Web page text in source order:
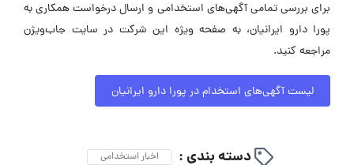
برای بررسی تمامی آگهی‌های استخدامی و ارسال درخواست همکاری به
پورا دارو ایرانیان، به صفحه ویژه این شرکت در سایت جاب‌ویژن
مراجعه کنید.
لیست آگهی‌های استخدام در پورا دارو ایرانیان
دسته بندی : اخبار استخدامی